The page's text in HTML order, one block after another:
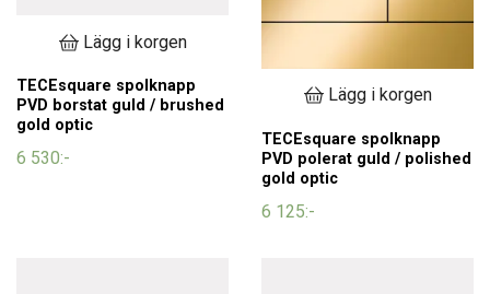
Lägg i korgen
TECEsquare spolknapp
PVD borstat guld / brushed
gold optic
6 530:-
Lägg i korgen
TECEsquare spolknapp
PVD polerat guld / polished
gold optic
6 125:-